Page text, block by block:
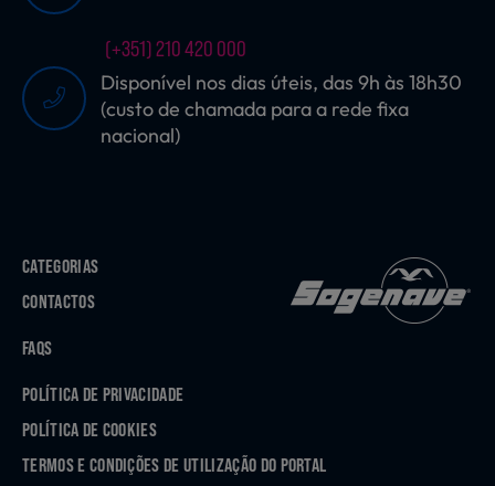
(+351) 210 420 000
Disponível nos dias úteis, das 9h às 18h30
(custo de chamada para a rede fixa
nacional)
CATEGORIAS
CONTACTOS
FAQS
POLÍTICA DE PRIVACIDADE
POLÍTICA DE COOKIES
TERMOS E CONDIÇÕES DE UTILIZAÇÃO DO PORTAL